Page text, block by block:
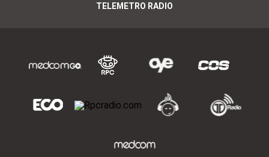
TELEMETRO RADIO